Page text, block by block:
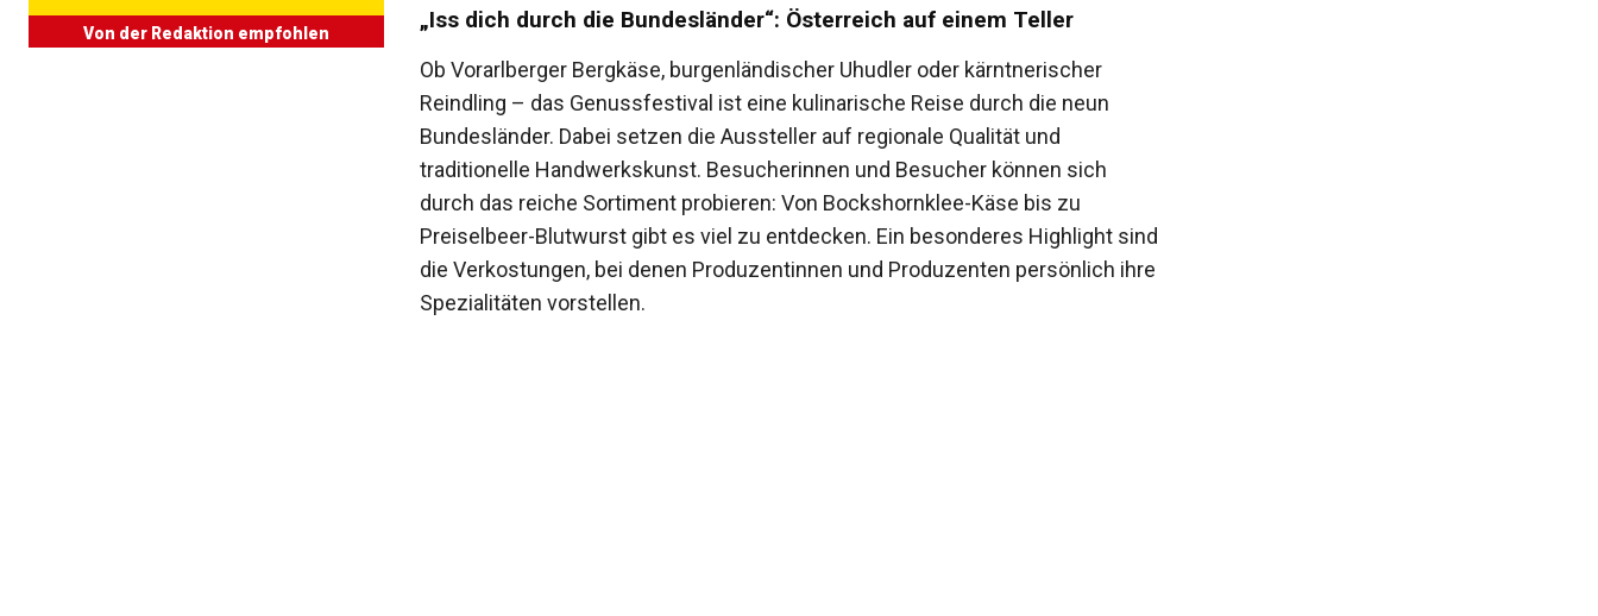
Von der Redaktion empfohlen
„Iss dich durch die Bundesländer“: Österreich auf einem Teller
Ob Vorarlberger Bergkäse, burgenländischer Uhudler oder kärntnerischer
Reindling – das Genussfestival ist eine kulinarische Reise durch die neun
Bundesländer. Dabei setzen die Aussteller auf regionale Qualität und
traditionelle Handwerkskunst. Besucherinnen und Besucher können sich
durch das reiche Sortiment probieren: Von Bockshornklee-Käse bis zu
Preiselbeer-Blutwurst gibt es viel zu entdecken. Ein besonderes Highlight sind
die Verkostungen, bei denen Produzentinnen und Produzenten persönlich ihre
Spezialitäten vorstellen.